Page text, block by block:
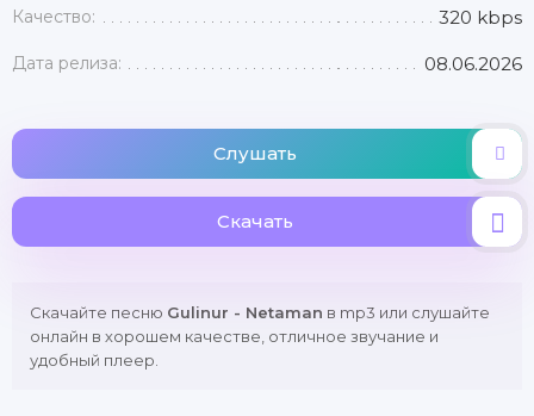
Качество: 320 kbps
Дата релиза: 08.06.2026
Слушать
Скачать
Скачайте песню Gulinur - Netaman в mp3 или слушайте
онлайн в хорошем качестве, отличное звучание и
удобный плеер.